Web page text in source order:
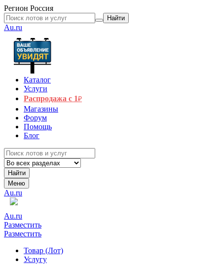
Регион Россия
Найти
Au.ru
Каталог
Услуги
Распродажа с 1₽
Магазины
Форум
Помощь
Блог
Найти
Меню
Au.ru
Au.ru
Разместить
Разместить
Товар (Лот)
Услугу